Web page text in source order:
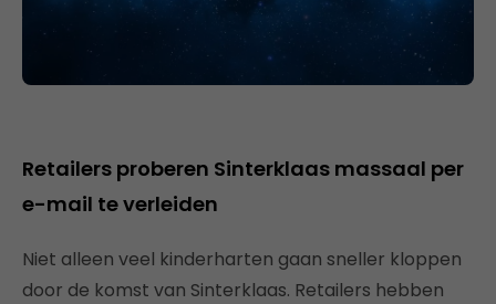
Retailers proberen Sinterklaas massaal per
e-mail te verleiden
Niet alleen veel kinderharten gaan sneller kloppen
door de komst van Sinterklaas. Retailers hebben